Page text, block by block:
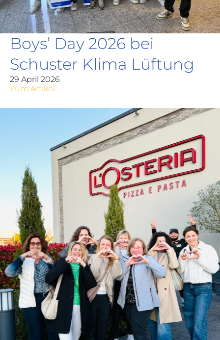
Boys’ Day 2026 bei
Schuster Klima Lüftung
29 April 2026
Zum Artikel